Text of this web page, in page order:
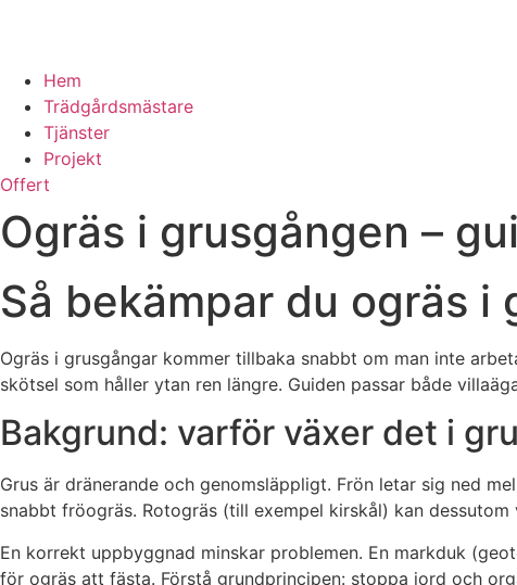
Hem
Trädgårdsmästare
Tjänster
Projekt
Offert
Ogräs i grusgången –
Så bekämpar du ogräs
Ogräs i grusgångar kommer tillbaka snabbt om man inte
skötsel som håller ytan ren längre. Guiden passar både
Bakgrund: varför växer det i
Grus är dränerande och genomsläppligt. Frön letar sig ned
snabbt fröogräs. Rotogräs (till exempel kirskål) kan
En korrekt uppbyggnad minskar problemen. En markduk
för ogräs att fästa. Förstå grundprincipen: stoppa jord och